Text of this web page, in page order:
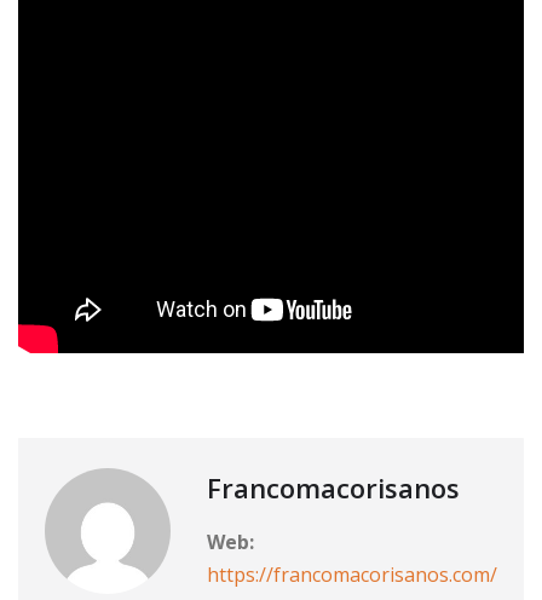
Francomacorisanos
Web:
https://francomacorisanos.com/